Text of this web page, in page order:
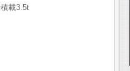
載3.5t